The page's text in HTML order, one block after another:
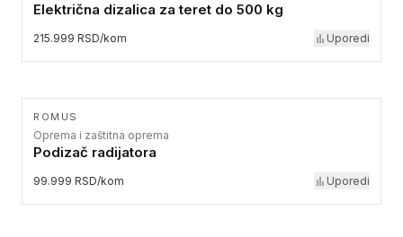
Električna dizalica za teret do 500 kg
215.999 RSD/kom Uporedi
ROMUS
Oprema i zaštitna oprema
Podizač radijatora
99.999 RSD/kom Uporedi